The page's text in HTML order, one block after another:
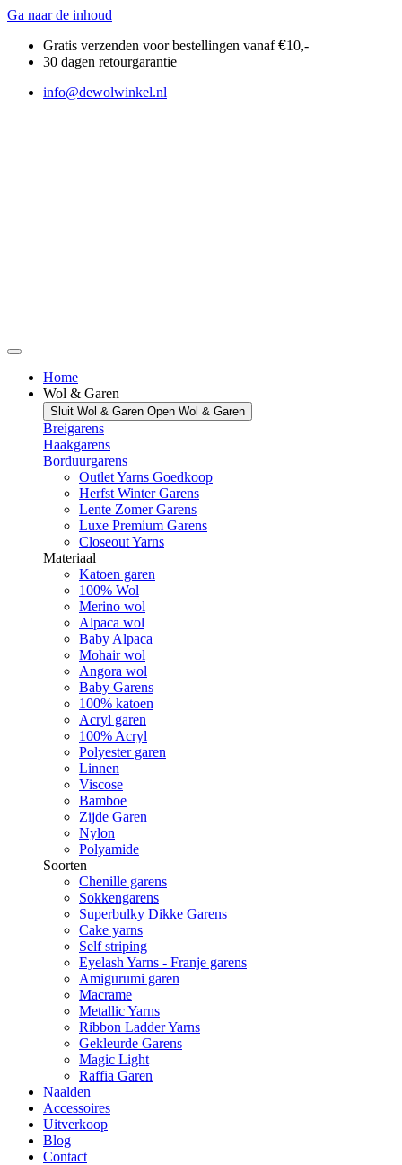
Ga naar de inhoud
Gratis verzenden voor bestellingen vanaf€10,-
30 dagen retourgarantie
info@dewolwinkel.nl
Home
Wol & Garen
Sluit Wol & Garen Open Wol & Garen
Breigarens
Haakgarens
Borduurgarens
Outlet Yarns Goedkoop
Herfst Winter Garens
Lente Zomer Garens
Luxe Premium Garens
Closeout Yarns
Materiaal
Katoen garen
100% Wol
Merino wol
Alpaca wol
Baby Alpaca
Mohair wol
Angora wol
Baby Garens
100% katoen
Acryl garen
100% Acryl
Polyester garen
Linnen
Viscose
Bamboe
Zijde Garen
Nylon
Polyamide
Soorten
Chenille garens
Sokkengarens
Superbulky Dikke Garens
Cake yarns
Self striping
Eyelash Yarns - Franje garens
Amigurumi garen
Macrame
Metallic Yarns
Ribbon Ladder Yarns
Gekleurde Garens
Magic Light
Raffia Garen
Naalden
Accessoires
Uitverkoop
Blog
Contact